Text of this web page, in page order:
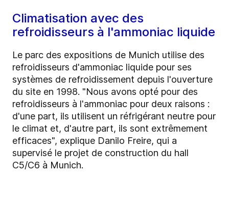
Climatisation avec des
refroidisseurs à l'ammoniac liquide
Le parc des expositions de Munich utilise des
refroidisseurs d'ammoniac liquide pour ses
systèmes de refroidissement depuis l'ouverture
du site en 1998. "Nous avons opté pour des
refroidisseurs à l'ammoniac pour deux raisons :
d'une part, ils utilisent un réfrigérant neutre pour
le climat et, d'autre part, ils sont extrêmement
efficaces", explique Danilo Freire, qui a
supervisé le projet de construction du hall
C5/C6 à Munich.